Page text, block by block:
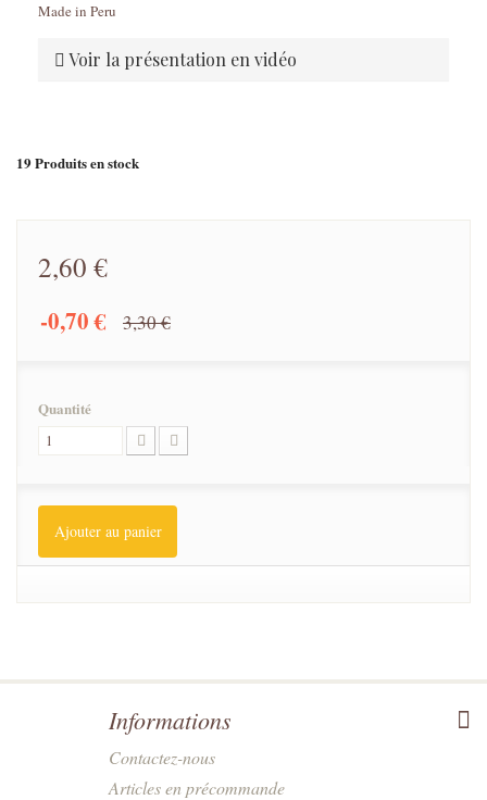
Made in Peru
Voir la présentation en vidéo
19 Produits en stock
2,60 €
-0,70 € 3,30 €
Quantité
Ajouter au panier
Informations
Contactez-nous
Articles en précommande